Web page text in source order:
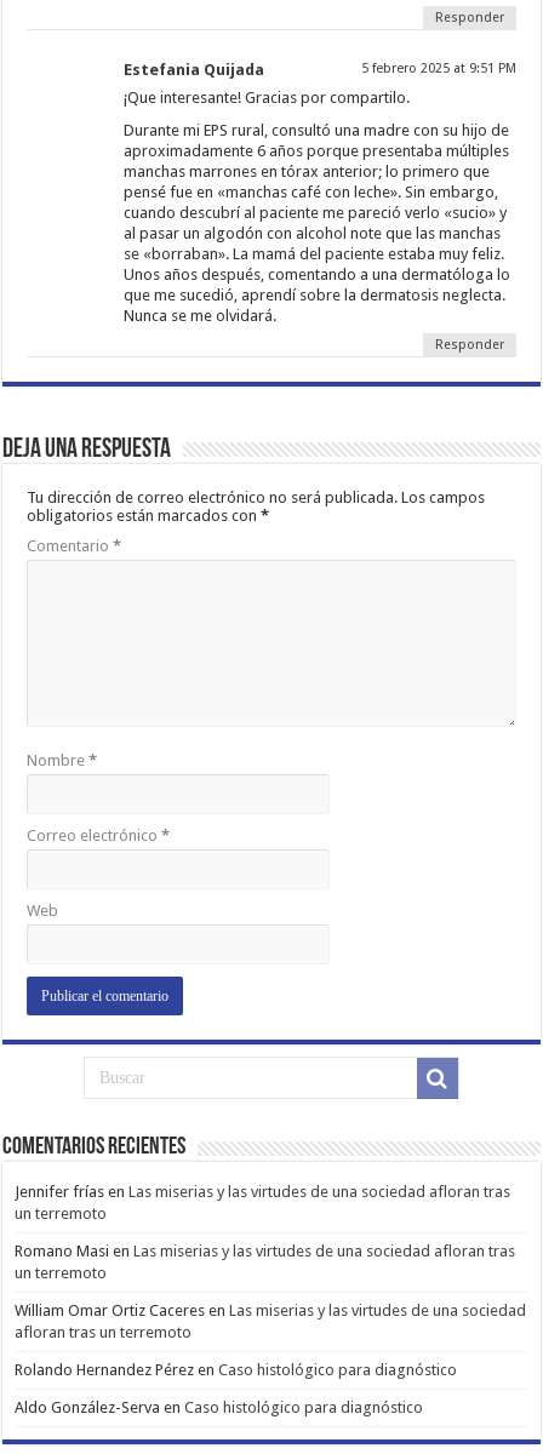
Responder
Estefania Quijada 5 febrero 2025 at 9:51 PM
¡Que interesante! Gracias por compartilo.
Durante mi EPS rural, consultó una madre con su hijo de
aproximadamente 6 años porque presentaba múltiples
manchas marrones en tórax anterior; lo primero que
pensé fue en «manchas café con leche». Sin embargo,
cuando descubrí al paciente me pareció verlo «sucio» y
al pasar un algodón con alcohol note que las manchas
se «borraban». La mamá del paciente estaba muy feliz.
Unos años después, comentando a una dermatóloga lo
que me sucedió, aprendí sobre la dermatosis neglecta.
Nunca se me olvidará.
Responder
Deja una respuesta
Tu dirección de correo electrónico no será publicada. Los campos
obligatorios están marcados con*
Comentario*
Nombre*
Correo electrónico*
Web
Comentarios Recientes
Jennifer frías enLas miserias y las virtudes de una sociedad afloran tras
un terremoto
Romano Masi enLas miserias y las virtudes de una sociedad afloran tras
un terremoto
William Omar Ortiz Caceres enLas miserias y las virtudes de una sociedad
afloran tras un terremoto
Rolando Hernandez Pérez enCaso histológico para diagnóstico
Aldo González-Serva enCaso histológico para diagnóstico